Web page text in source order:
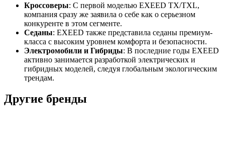
Кроссоверы: С первой моделью EXEED TX/TXL,
компания сразу же заявила о себе как о серьезном
конкуренте в этом сегменте.
Седаны: EXEED также представила седаны премиум-
класса с высоким уровнем комфорта и безопасности.
Электромобили и Гибриды: В последние годы EXEED
активно занимается разработкой электрических и
гибридных моделей, следуя глобальным экологическим
трендам.
Другие бренды